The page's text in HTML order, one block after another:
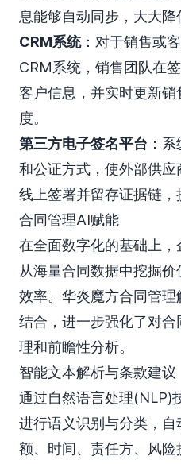
息能够自动同步，大大降
CRM系统：对于销售或
CRM系统，销售团队在
客户信息，并实时更新
度。
第三方电子签名平台 ：
和公证方式，使外部供
线上签署并留存证据链，
合同管理AI赋能
在全面数字化的基础上，
从海量合同数据中挖掘
效率。华炎魔方合同管
结合，进一步强化了对
理和前瞻性分析。
智能文本解析与条款建议
通过自然语言处理(NLP)
进行语义识别与分类，
额、时间、责任方、风